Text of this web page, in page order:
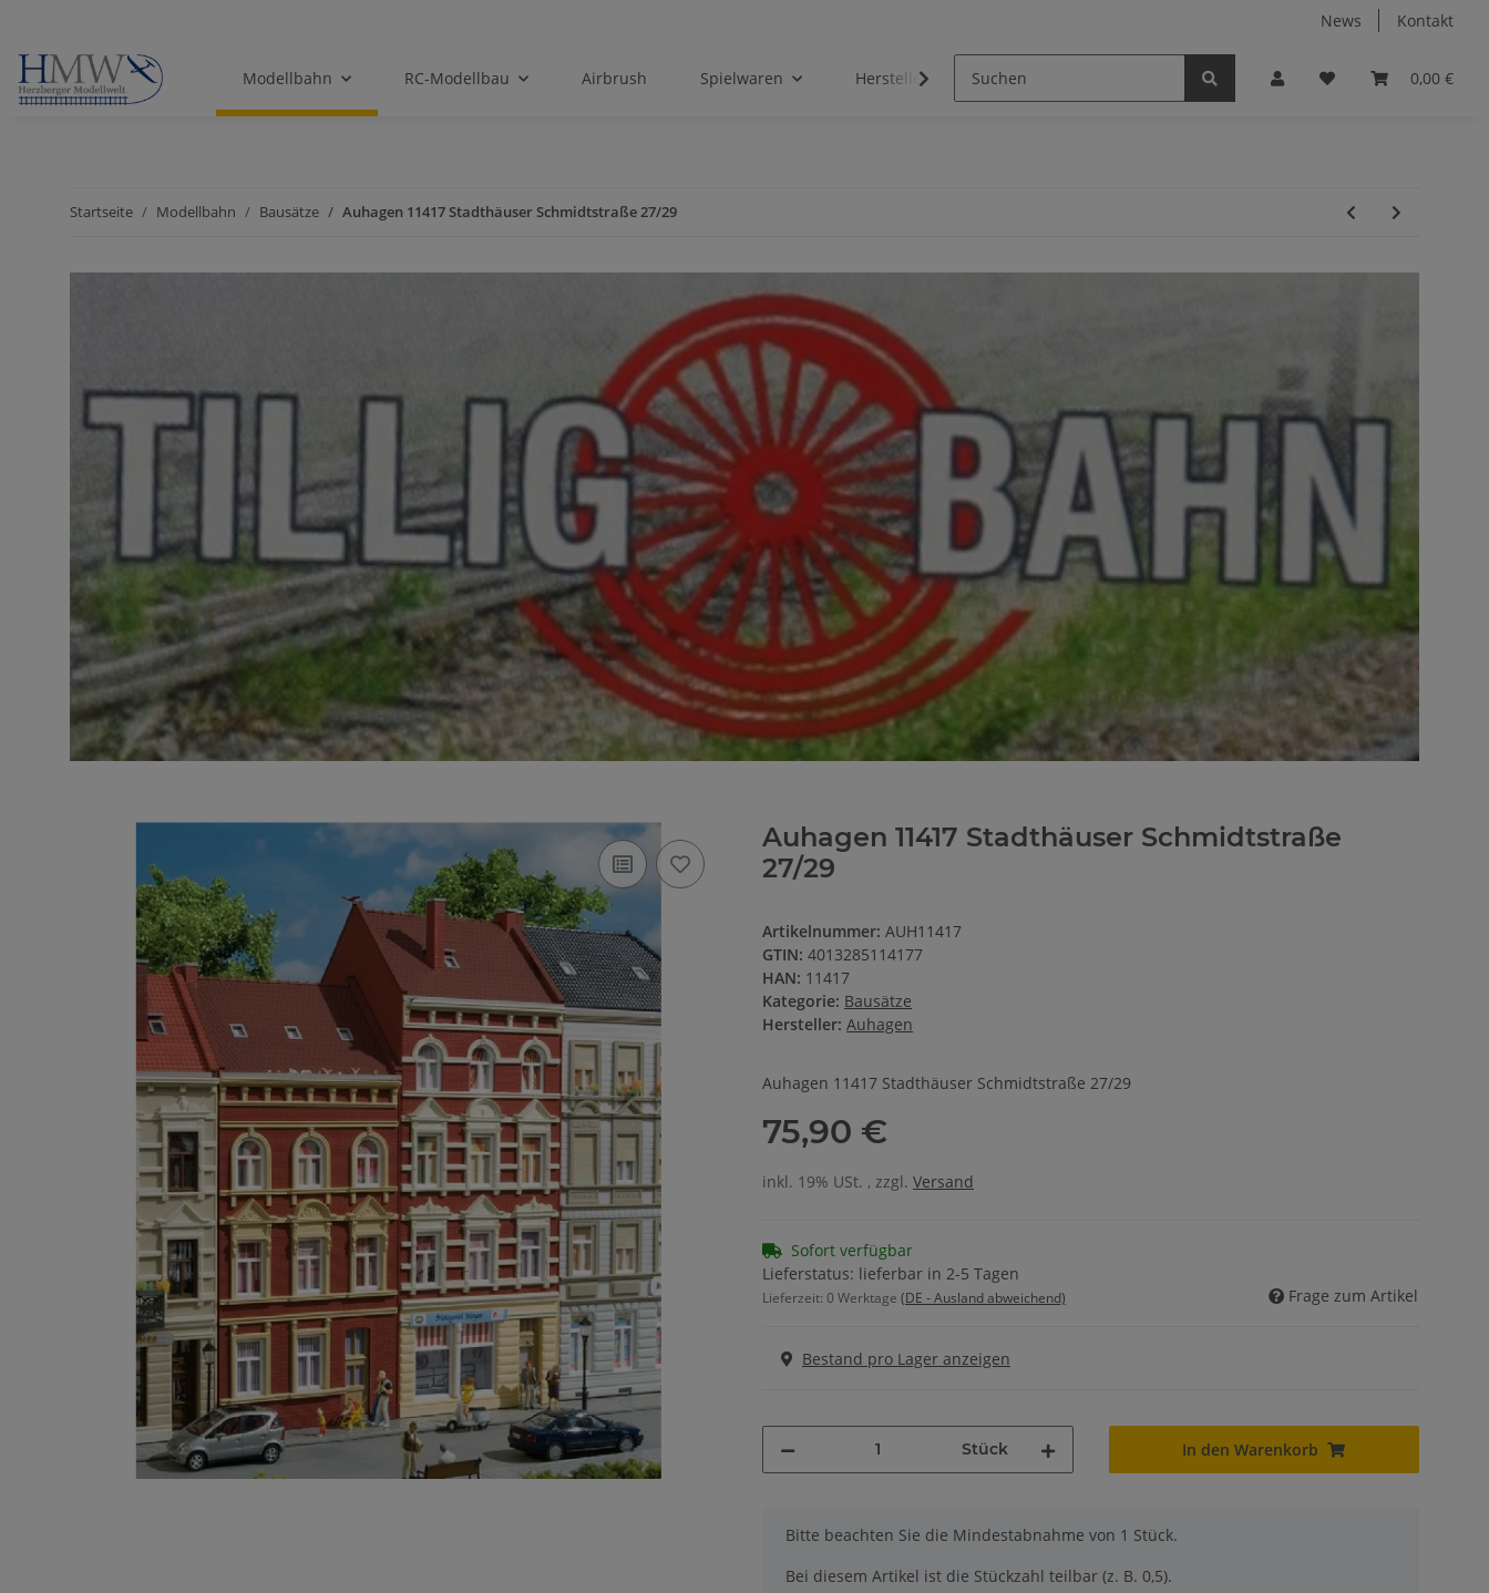
News Kontakt
0,00 €
Modellbahn RC-Modellbau Airbrush Spielwaren Hersteller
Startseite Modellbahn Bausätze Auhagen 11417 Stadthäuser Schmidtstraße 27/29
Auhagen 11417 Stadthäuser Schmidtstraße
27/29
Artikelnummer: AUH11417
GTIN: 4013285114177
HAN: 11417
Kategorie: Bausätze
Hersteller: Auhagen
Auhagen 11417 Stadthäuser Schmidtstraße 27/29
75,90 €
inkl. 19% USt. , zzgl. Versand
Sofort verfügbar
Lieferstatus: lieferbar in 2-5 Tagen
Lieferzeit: 0 Werktage (DE - Ausland abweichend) Frage zum Artikel
Bestand pro Lager anzeigen
Stück In den Warenkorb
x
Bitte beachten Sie die Mindestabnahme von 1 Stück.
Bei diesem Artikel ist die Stückzahl teilbar (z. B. 0,5).